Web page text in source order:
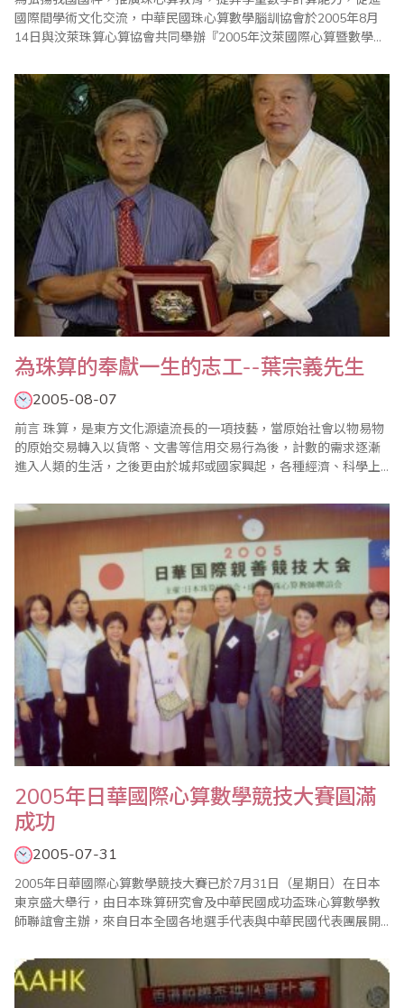
國際間學術文化交流，中華民國珠心算數學腦訓協會於2005年8月
14日與汶萊珠算心算協會共同舉辦『2005年汶萊國際心算暨數學競
拔之第1、2、3名或由各教練推薦之績優選手。 中華民國代表團由
於航空公司機位不足問題，分二團於8月11日與12日前往汶萊，並
於8月12日會合；初抵汶萊..
為珠算的奉獻一生的志工--葉宗義先生
2005-08-07
前言 珠算，是東方文化源遠流長的一項技藝，當原始社會以物易物
的原始交易轉入以貨幣、文書等信用交易行為後，計數的需求逐漸
進入人類的生活，之後更由於城邦或國家興起，各種經濟、科學上
如雨後春筍般的隨之發明，最後珠算以其操作簡單、體積小巧、方
便實用、運算豐富的優勢，在各種算具算法的競爭中脫穎而出，宋
明以降，珠算漸成為近千年來東方社會最主要的計..
2005年日華國際心算數學競技大賽圓滿
成功
2005-07-31
2005年日華國際心算數學競技大賽已於7月31日（星期日）在日本
東京盛大舉行，由日本珠算研究會及中華民國成功盃珠心算數學教
師聯誼會主辦，來自日本全國各地選手代表與中華民國代表團展開
代表團團長施明芳及副團長陳娟娟共同主持。 比賽共分15組進行，
有分齡賽、不分齡混合賽（綜合競賽），及日本見學競賽。中華民
國選手順利摘下10面金牌，得獎名單如..